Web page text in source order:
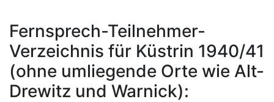
Fernsprech-Teilnehmer-
Verzeichnis für Küstrin 1940/41
(ohne umliegende Orte wie Alt-
Drewitz und Warnick):